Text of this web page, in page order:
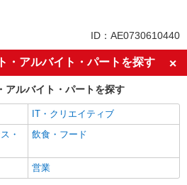
未経験歓迎
新卒・第二新卒歓迎
主婦・主夫歓迎
学歴不問
ミドル（40代～）活躍中
シニア（60代～）活躍中
ボーナス・賞与あり
ID：AE0730610440
・アルバイト・パートを探す
アルバイト・パートを探す
IT・クリエイティブ
・
飲食・フード
営業